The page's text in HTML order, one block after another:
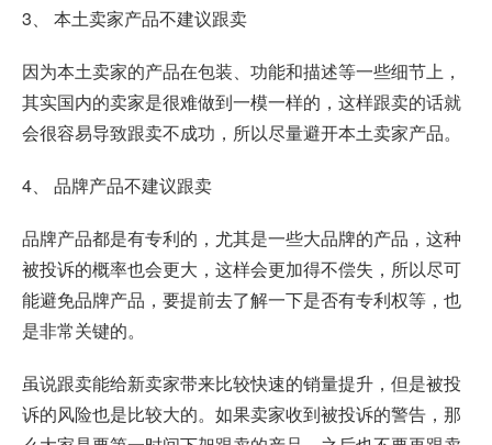
3、 本土卖家产品不建议跟卖
因为本土卖家的产品在包装、功能和描述等一些细节上，
其实国内的卖家是很难做到一模一样的，这样跟卖的话就
会很容易导致跟卖不成功，所以尽量避开本土卖家产品。
4、 品牌产品不建议跟卖
品牌产品都是有专利的，尤其是一些大品牌的产品，这种
被投诉的概率也会更大，这样会更加得不偿失，所以尽可
能避免品牌产品，要提前去了解一下是否有专利权等，也
是非常关键的。
虽说跟卖能给新卖家带来比较快速的销量提升，但是被投
诉的风险也是比较大的。如果卖家收到被投诉的警告，那